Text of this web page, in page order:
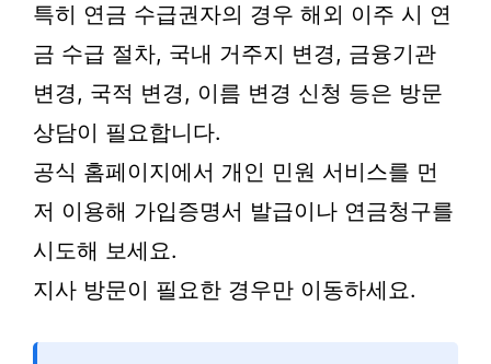
특히 연금 수급권자의 경우 해외 이주 시 연
금 수급 절차, 국내 거주지 변경, 금융기관
변경, 국적 변경, 이름 변경 신청 등은 방문
상담이 필요합니다.
공식 홈페이지에서 개인 민원 서비스를 먼
저 이용해 가입증명서 발급이나 연금청구를
시도해 보세요.
지사 방문이 필요한 경우만 이동하세요.